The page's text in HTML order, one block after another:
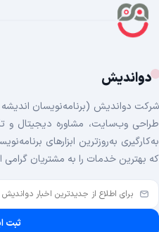
دواندیش
شرکت دواندیش (برنامه‌نویسان
طراحی وب‌سایت، مشاوره دیجیتال و
به‌کارگیری به‌روزترین ابزارهای
که بهترین خدمات را به مشتریان گرامی
ایمیل
خبرنامه
ثبت